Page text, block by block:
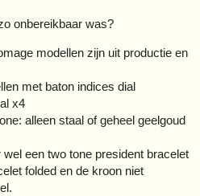
onbereikbaar was?
modellen zijn uit productie en
met baton indices dial
x4
alleen staal of geheel geelgoud
een two tone president bracelet
folded en de kroon niet